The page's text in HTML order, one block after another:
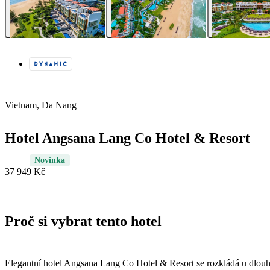
Vietnam, Da Nang
Hotel Angsana Lang Co Hotel & Resort
Novinka
37 949 Kč
Proč si vybrat tento hotel
Elegantní hotel Angsana Lang Co Hotel & Resort se rozkládá u